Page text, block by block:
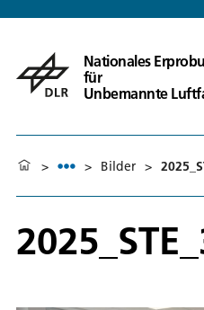
Nationales
für
Unbemannte
> > Bilder >